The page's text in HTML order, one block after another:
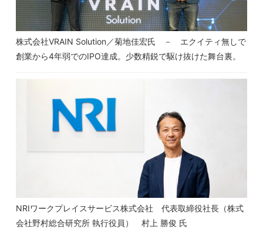
株式会社VRAIN Solution／菊地佳宏氏 － エクイティ無しで
創業から4年弱でのIPO達成。少数精鋭で駆け抜けた舞台裏。
NRIワークプレイスサービス株式会社 代表取締役社長（株式
会社野村総合研究所 執行役員） 村上 勝俊 氏